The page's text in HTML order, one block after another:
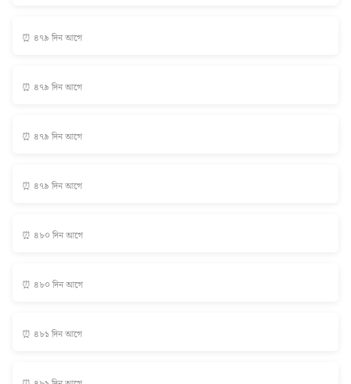
⏰ ৪৭৯ দিন আগে
⏰ ৪৭৯ দিন আগে
⏰ ৪৭৯ দিন আগে
⏰ ৪৭৯ দিন আগে
⏰ ৪৮০ দিন আগে
⏰ ৪৮০ দিন আগে
⏰ ৪৮১ দিন আগে